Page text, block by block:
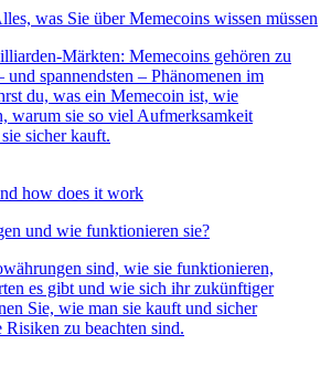
was Sie über Memecoins wissen müssen
Märkten: Memecoins gehören zu
und spannendsten – Phänomenen im
du, was ein Memecoin ist, wie
warum sie so viel Aufmerksamkeit
sicher kauft.
und wie funktionieren sie?
sind, wie sie funktionieren,
es gibt und wie sich ihr zukünftiger
Sie, wie man sie kauft und sicher
zu beachten sind.